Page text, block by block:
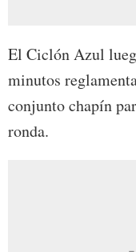
El Ciclón Azul
minutos
conjunto chapín
ronda.